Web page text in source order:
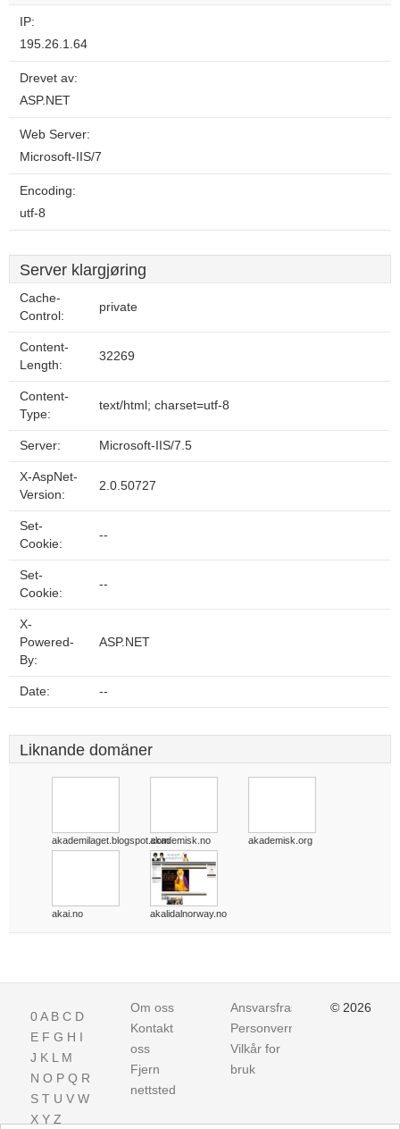
IP:
195.26.1.64
Drevet av:
ASP.NET
Web Server:
Microsoft-IIS/7
Encoding:
utf-8
Server klargjøring
Cache-
Control:
private
Content-
Length:
32269
Content-
Type:
text/html; charset=utf-8
Server: Microsoft-IIS/7.5
X-AspNet-
Version:
2.0.50727
Set-
Cookie:
--
Set-
Cookie:
--
X-
Powered-
By:
ASP.NET
Date: --
Liknande domäner
akademilaget.blogspot.comakademisk.no akademisk.org
akai.no akalidalnorway.no
0A B C D
E F G H I
J K L M
N O P Q R
S T U V W
X Y Z
Om oss
Kontakt
oss
Fjern
nettsted
Ansvarsfraskrivelse
Personvern
Vilkår for
bruk
© 2026